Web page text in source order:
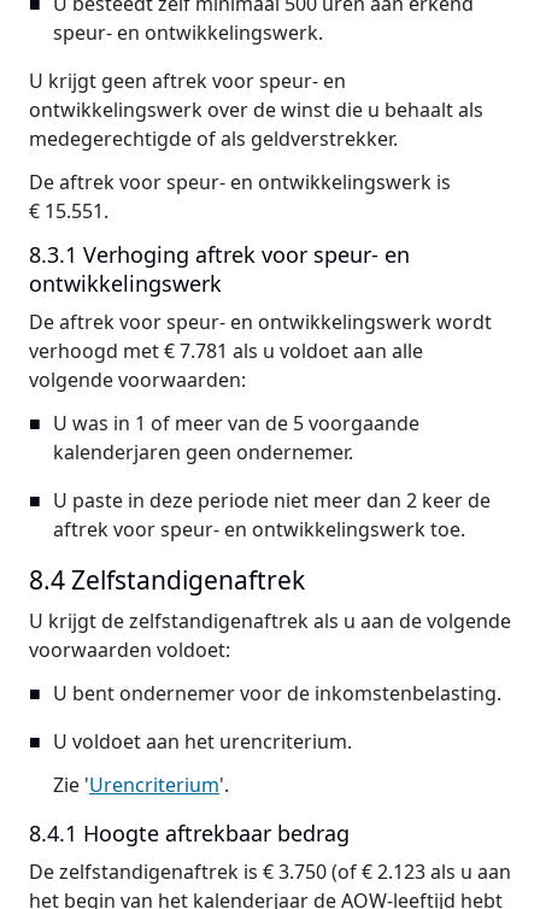
speur- en ontwikkelingswerk.
U krijgt geen aftrek voor speur- en
ontwikkelingswerk over de winst die u behaalt als
medegerechtigde of als geldverstrekker.
De aftrek voor speur- en ontwikkelingswerk is
€ 15.551.
8.3.1 Verhoging aftrek voor speur- en
ontwikkelingswerk
De aftrek voor speur- en ontwikkelingswerk wordt
verhoogd met € 7.781 als u voldoet aan alle
volgende voorwaarden:
U was in 1 of meer van de 5 voorgaande
kalenderjaren geen ondernemer.
U paste in deze periode niet meer dan 2 keer de
aftrek voor speur- en ontwikkelingswerk toe.
8.4 Zelfstandigenaftrek
U krijgt de zelfstandigenaftrek als u aan de volgende
voorwaarden voldoet:
U bent ondernemer voor de inkomstenbelasting.
U voldoet aan het urencriterium.
Zie 'Urencriterium'.
8.4.1 Hoogte aftrekbaar bedrag
De zelfstandigenaftrek is € 3.750 (of € 2.123 als u aan
het begin van het kalenderjaar de AOW-leeftijd hebt